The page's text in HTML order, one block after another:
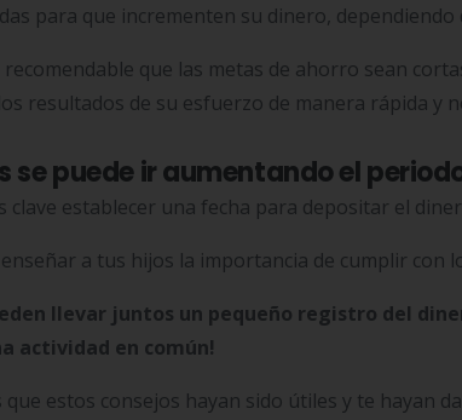
para que incrementen su dinero, dependiendo
recomendable que las metas de ahorro sean
resultados de su esfuerzo de manera rápida y
se puede ir aumentando el
clave establecer una fecha para depositar el
a tus hijos la importancia de cumplir con
llevar juntos un pequeño registro del
actividad en común!
que estos consejos hayan sido útiles y te hayan